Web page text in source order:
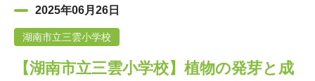
設立趣意書
沿革 40年史デジタルブック
中谷財団事業紹介
神戸賞 長期大型研究助成
中谷財団動画紹介
その他情報
2025年06月26日
湖南市立三雲小学校
【湖南市立三雲小学校】植物の発芽と成